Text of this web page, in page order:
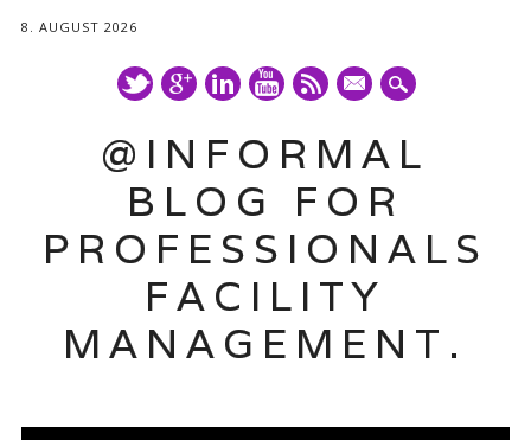
8. AUGUST 2026
mail
@INFORMAL
BLOG FOR
PROFESSIONALS
FACILITY
MANAGEMENT.